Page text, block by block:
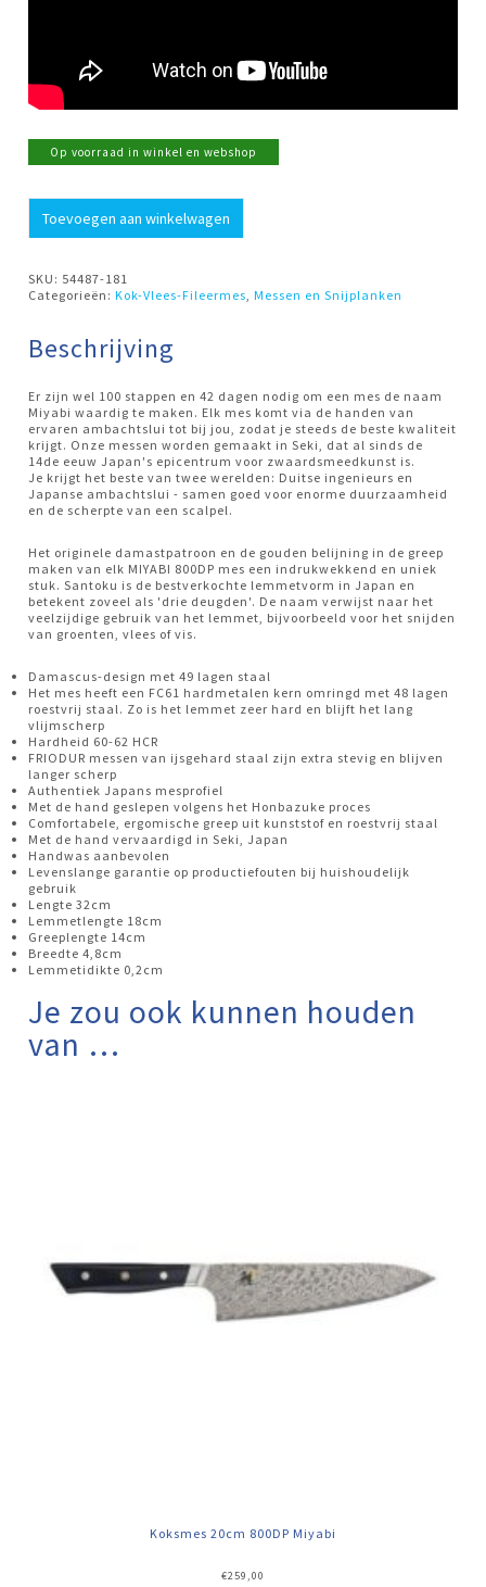
Op voorraad in winkel en webshop
18cm
800DP
Toevoegen aan winkelwagen
SKU: 54487-181
Categorieën:Kok-Vlees-Fileermes ,Messen en Snijplanken
Beschrijving
Er zijn wel 100 stappen en 42 dagen nodig om een mes de naam
Miyabi waardig te maken. Elk mes komt via de handen van
ervaren ambachtslui tot bij jou, zodat je steeds de beste kwaliteit
krijgt. Onze messen worden gemaakt in Seki, dat al sinds de
14de eeuw Japan's epicentrum voor zwaardsmeedkunst is.
Je krijgt het beste van twee werelden: Duitse ingenieurs en
Japanse ambachtslui - samen goed voor enorme duurzaamheid
en de scherpte van een scalpel.
Het originele damastpatroon en de gouden belijning in de greep
maken van elk MIYABI 800DP mes een indrukwekkend en uniek
stuk. Santoku is de bestverkochte lemmetvorm in Japan en
betekent zoveel als 'drie deugden'. De naam verwijst naar het
veelzijdige gebruik van het lemmet, bijvoorbeeld voor het snijden
van groenten, vlees of vis.
Damascus-design met 49 lagen staal
Het mes heeft een FC61 hardmetalen kern omringd met 48 lagen
roestvrij staal. Zo is het lemmet zeer hard en blijft het lang
vlijmscherp
Hardheid 60-62 HCR
FRIODUR messen van ijsgehard staal zijn extra stevig en blijven
langer scherp
Authentiek Japans mesprofiel
Met de hand geslepen volgens het Honbazuke proces
Comfortabele, ergomische greep uit kunststof en roestvrij staal
Met de hand vervaardigd in Seki, Japan
Handwas aanbevolen
Levenslange garantie op productiefouten bij huishoudelijk
gebruik
Lengte 32cm
Lemmetlengte 18cm
Greeplengte 14cm
Breedte 4,8cm
Lemmetidikte 0,2cm
Je zou ook kunnen houden
van …
Koksmes 20cm 800DP Miyabi
€259,00